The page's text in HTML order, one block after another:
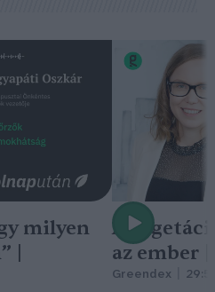
milyen
|
A
az ember
Greendex